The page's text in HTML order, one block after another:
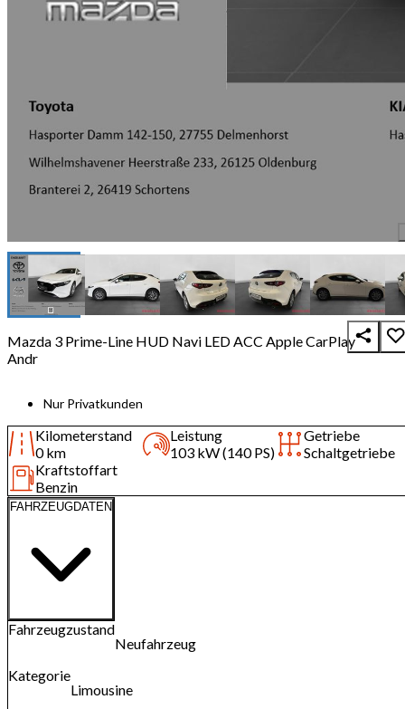
Mazda 3 Prime-Line HUD Navi LED ACC Apple CarPlay
Andr
Nur Privatkunden
Kilometerstand
0 km
Leistung
103 kW (140 PS)
Getriebe
Schaltgetriebe
Kraftstoffart
Benzin
FAHRZEUGDATEN
Fahrzeugzustand
Neufahrzeug
Kategorie
Limousine